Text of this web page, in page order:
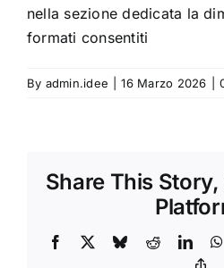
nella sezione dedicata la
formati consentiti
By admin.idee 16 Marzo 2026
Share This
Facebook BlueskyReddit